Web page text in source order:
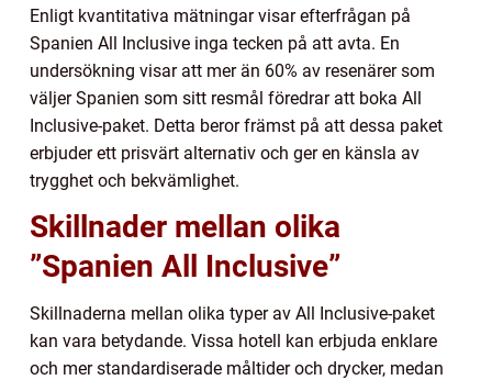
Enligt kvantitativa mätningar visar efterfrågan på
Spanien All Inclusive inga tecken på att avta. En
undersökning visar att mer än 60% av resenärer som
väljer Spanien som sitt resmål föredrar att boka All
Inclusive-paket. Detta beror främst på att dessa paket
erbjuder ett prisvärt alternativ och ger en känsla av
trygghet och bekvämlighet.
Skillnader mellan olika
”Spanien All Inclusive”
Skillnaderna mellan olika typer av All Inclusive-paket
kan vara betydande. Vissa hotell kan erbjuda enklare
och mer standardiserade måltider och drycker, medan